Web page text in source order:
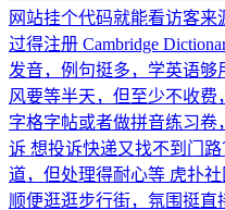
网站挂个代码就能看访客
过得注册 Cambridge
发音，例句挺多，学英语够
风要等半天，但至少不收费
字格字帖或者做拼音练习卷
诉 想投诉快递又找不到门
道，但处理得耐心等 虎扑社
顺便逛逛步行街，氛围挺直